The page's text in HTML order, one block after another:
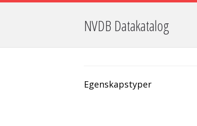
NVDB Datakatalog
Egenskapstyper